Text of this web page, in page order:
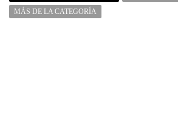
MÁS DE LA CATEGORÍA